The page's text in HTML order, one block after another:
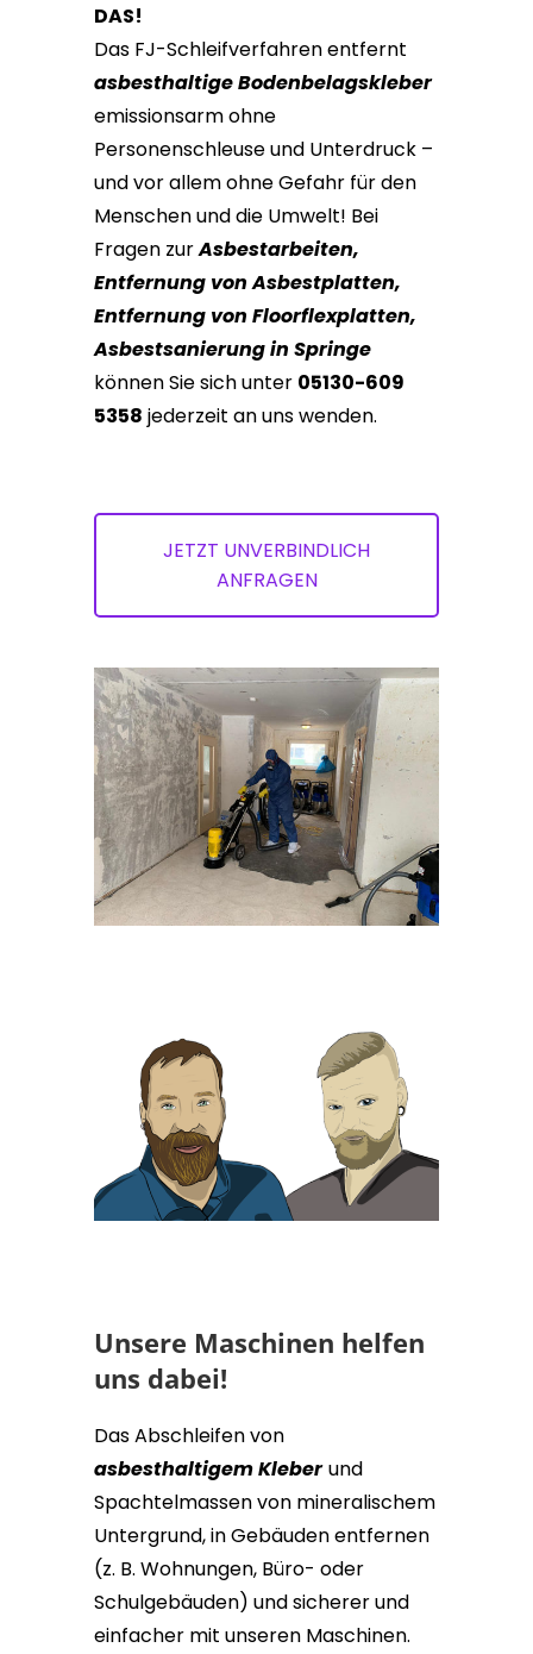
DAS!
Das FJ-Schleifverfahren entfernt
asbesthaltige Bodenbelagskleber
emissionsarm ohne
Personenschleuse und Unterdruck –
und vor allem ohne Gefahr für den
Menschen und die Umwelt! Bei
Fragen zurAsbestarbeiten,
Entfernung von Asbestplatten,
Entfernung von Floorflexplatten,
Asbestsanierung in Springe
können Sie sich unter 05130-609
5358 jederzeit an uns wenden.
JETZT UNVERBINDLICH
ANFRAGEN
Unsere Maschinen helfen
uns dabei!
Das Abschleifen von
asbesthaltigem Kleber und
Spachtelmassen von mineralischem
Untergrund, in Gebäuden entfernen
(z. B. Wohnungen, Büro- oder
Schulgebäuden) und sicherer und
einfacher mit unseren Maschinen.